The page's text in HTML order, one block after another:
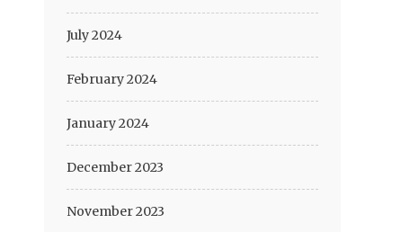
July 2024
February 2024
January 2024
December 2023
November 2023